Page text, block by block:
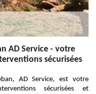
AD Service - votre
sécurisées
AD Service, est votre
sécurisées et